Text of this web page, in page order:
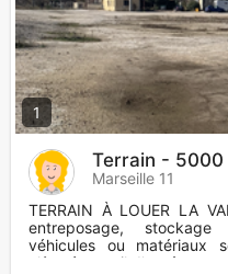
1
Terrain - 5000
Marseille 11
TERRAIN À LOUER LA
entreposage,
véhicules ou matériaux
clôturé portail d'accè